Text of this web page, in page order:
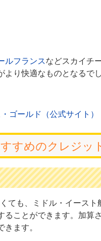
ルフランスなどスカイチ
り快適なものとなるで
ゴールド（公式サイト）
すめのクレジッ
ても、ミドル・イース
ことができます。加算
ます。